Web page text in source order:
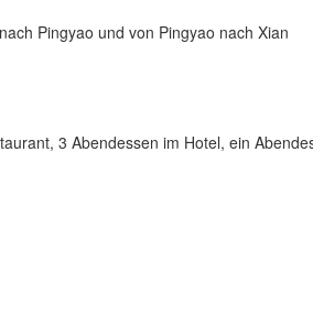
Pingyao und von Pingyao nach Xian
3 Abendessen im Hotel, ein